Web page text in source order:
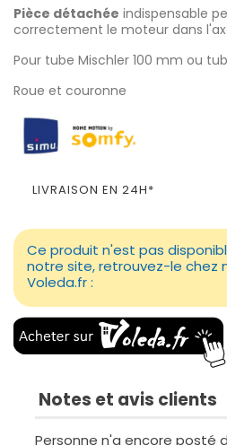
Pièce détachée indispensable
correctement le moteur dans
Pour tube Mischler 100 mm ou
Roue et couronne
LIVRAISON EN 24H*
Ce produit n'est pas
notre site, retrouvez-le chez
Voleda.fr :
Notes et avis clients
Personne n'a encore posté